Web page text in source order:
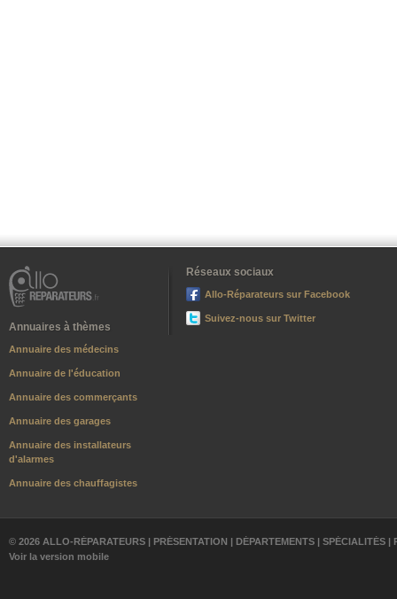
Annuaires à thèmes
Annuaire des médecins
Annuaire de l'éducation
Annuaire des commerçants
Annuaire des garages
Annuaire des installateurs
d'alarmes
Annuaire des chauffagistes
Réseaux sociaux
Allo-Réparateurs sur Facebook
Suivez-nous sur Twitter
© 2026 ALLO-RÉPARATEURS | PRÉSENTATION | DÉPARTEMENTS | SPÉCIALITÉS |
Voir la version mobile